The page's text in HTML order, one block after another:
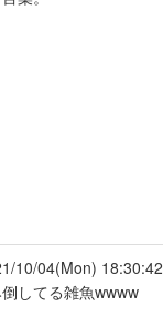
10/04(Mon) 18:30:42
してる雑魚wwww